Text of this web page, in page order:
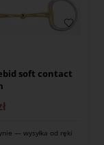
soft contact
— wysyłka od ręki